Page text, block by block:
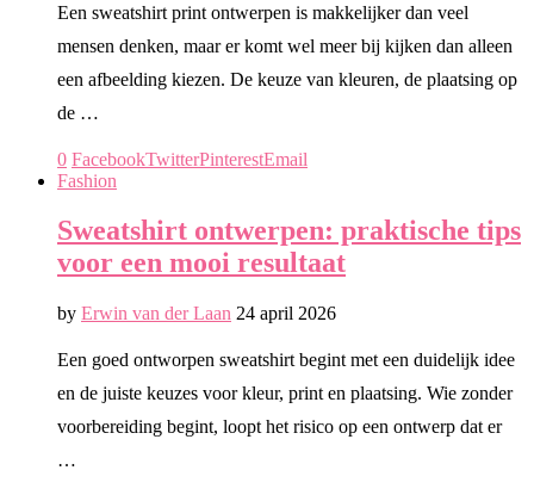
Een sweatshirt print ontwerpen is makkelijker dan veel
mensen denken, maar er komt wel meer bij kijken dan alleen
een afbeelding kiezen. De keuze van kleuren, de plaatsing op
de …
0 FacebookTwitterPinterestEmail
Fashion
Sweatshirt ontwerpen: praktische tips
voor een mooi resultaat
by Erwin van der Laan 24 april 2026
Een goed ontworpen sweatshirt begint met een duidelijk idee
en de juiste keuzes voor kleur, print en plaatsing. Wie zonder
voorbereiding begint, loopt het risico op een ontwerp dat er
…